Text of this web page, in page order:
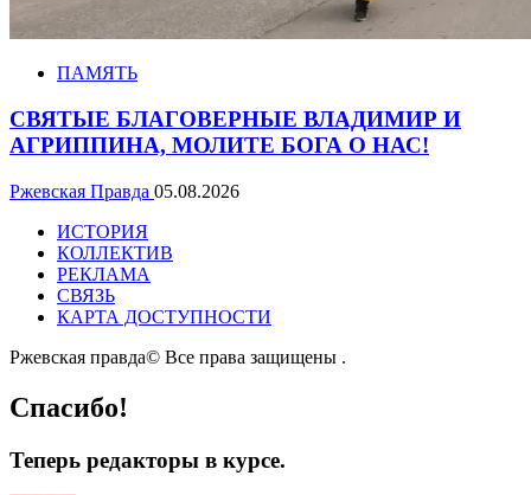
ПАМЯТЬ
СВЯТЫЕ БЛАГОВЕРНЫЕ ВЛАДИМИР И
АГРИППИНА, МОЛИТЕ БОГА О НАС!
Ржевская Правда 05.08.2026
ИСТОРИЯ
КОЛЛЕКТИВ
РЕКЛАМА
СВЯЗЬ
КАРТА ДОСТУПНОСТИ
Ржевская правда© Все права защищены .
Спасибо!
Теперь редакторы в курсе.